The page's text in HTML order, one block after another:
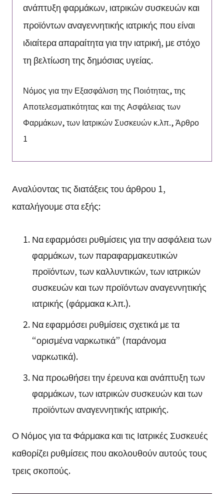
ανάπτυξη φαρμάκων, ιατρικών συσκευών και
προϊόντων αναγεννητικής ιατρικής που είναι
ιδιαίτερα απαραίτητα για την ιατρική, με στόχο
τη βελτίωση της δημόσιας υγείας.
Νόμος για την Εξασφάλιση της Ποιότητας, της
Αποτελεσματικότητας και της Ασφάλειας των
Φαρμάκων, των Ιατρικών Συσκευών κ.λπ., Άρθρο
1
Αναλύοντας τις διατάξεις του άρθρου 1,
καταλήγουμε στα εξής:
Να εφαρμόσει ρυθμίσεις για την ασφάλεια των
φαρμάκων, των παραφαρμακευτικών
προϊόντων, των καλλυντικών, των ιατρικών
συσκευών και των προϊόντων αναγεννητικής
ιατρικής (φάρμακα κ.λπ.).
Να εφαρμόσει ρυθμίσεις σχετικά με τα
“ορισμένα ναρκωτικά” (παράνομα
ναρκωτικά).
Να προωθήσει την έρευνα και ανάπτυξη των
φαρμάκων, των ιατρικών συσκευών και των
προϊόντων αναγεννητικής ιατρικής.
Ο Νόμος για τα Φάρμακα και τις Ιατρικές Συσκευές
καθορίζει ρυθμίσεις που ακολουθούν αυτούς τους
τρεις σκοπούς.